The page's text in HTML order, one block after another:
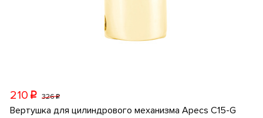
210 p 326p
Вертушка для цилиндрового механизма Apecs C15-G